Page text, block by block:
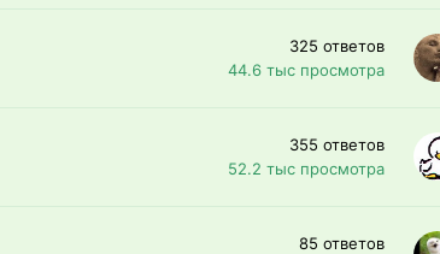
325 ответов
44.6 тыс просмотра
355 ответов
52.2 тыс просмотра
85 ответов